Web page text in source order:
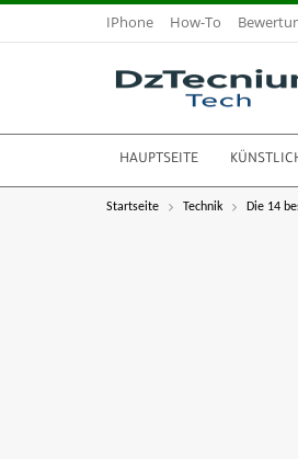
IPhone How-To
HAUPTSEITE
Startseite Technik Die 14